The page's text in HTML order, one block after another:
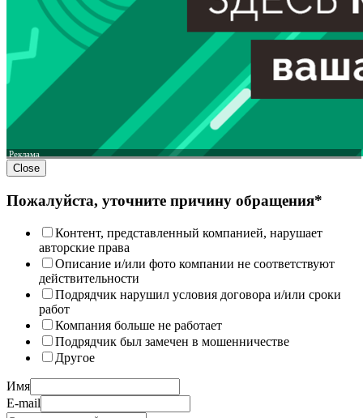
Реклама
Close
Пожалуйста, уточните причину обращения*
Контент, представленный компанией, нарушает
авторские права
Описание и/или фото компании не соответствуют
действительности
Подрядчик нарушил условия договора и/или сроки
работ
Компания больше не работает
Подрядчик был замечен в мошенничестве
Другое
Имя
E-mail